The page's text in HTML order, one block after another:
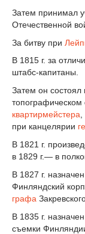
Затем принимал
Отечественной
За битву при
В 1815 г. за
штабс-капитаны.
Затем он состоял
топографическом
квартирмейстера
при канцелярии
В 1821 г.
в 1829 г.— в
В 1827 г.
Финляндский
графа
В 1835 г. назначен
съемки